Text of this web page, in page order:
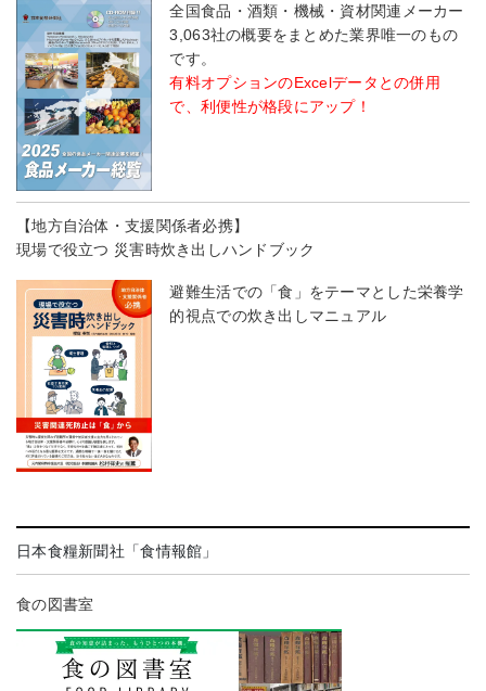
全国食品・酒類・機械・資材関連メーカー
3,063社の概要をまとめた業界唯一のもの
です。
有料オプションのExcelデータとの併用
で、利便性が格段にアップ！
【地方自治体・支援関係者必携】
現場で役立つ 災害時炊き出しハンドブック
避難生活での「食」をテーマとした栄養学
的視点での炊き出しマニュアル
日本食糧新聞社「食情報館」
食の図書室